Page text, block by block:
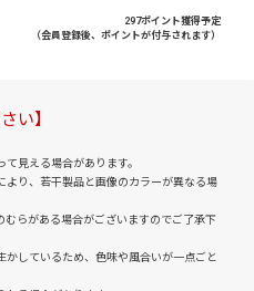
297ポイント獲得予定
（会員登録後、ポイントが付与されます）
い】
見える場合があります。
より、若干製品と画像のカラーが異なる場
らがある場合がございますのでご了承下
しているため、色味や風合いが一点ごと